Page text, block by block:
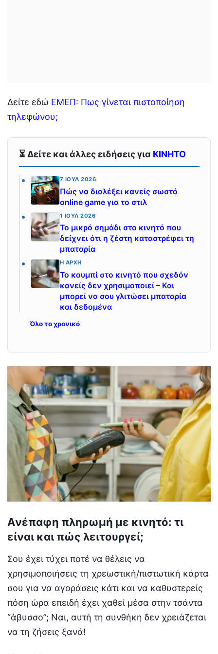
Δείτε εδώ ΕΜΕΠ: Πως γίνεται πιστοποίηση
τηλεφώνου;
⏳ Δείτε και άλλες ειδήσεις για ΚΙΝΗΤΟ
7 ΙΟΎΛ 2026
Πώς να διαλέξει κανείς σωστό
online game για το στιλ
1 ΙΟΎΛ 2026
Το μικρό σημάδι στο κινητό που
δείχνει ότι η ζέστη καταστρέφει τη
μπαταρία
Η ΑΡΧΉ
Το κουμπί στο κινητό που σχεδόν
κανείς δεν χρησιμοποιεί – Και
μπορεί να σου γλιτώσει μπαταρία
και δεδομένα
Όλο το χρονικό
Aνέπαφη πληρωμή με κινητό: τι
είναι και πώς λειτουργεί;
Σου έχει τύχει ποτέ να θέλεις να
χρησιμοποιήσεις τη χρεωστική/πιστωτική κάρτα
σου για να αγοράσεις κάτι και να καθυστερείς
πόση ώρα επειδή έχει χαθεί μέσα στην τσάντα
“άβυσσο”; Ναι, αυτή τη συνθήκη δεν χρειάζεται
να τη ζήσεις ξανά!